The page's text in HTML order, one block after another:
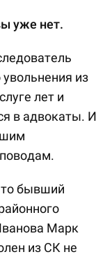
уже нет.
из
лет и
в адвокаты. И
бывший
Марк
из СК не